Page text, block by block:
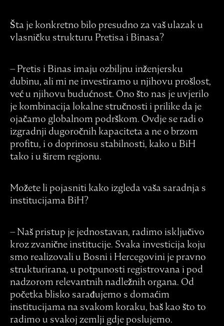
Šta je konkretno bilo presudno za vaš ulazak u
vlasničku strukturu Pretisa i Binasa?
– Pretis i Binas imaju ozbiljnu inženjersku
dubinu, ali mi ne investiramo u njihovu prošlost,
već u njihovu budućnost. Ono što nas je uvjerilo
je kombinacija lokalne stručnosti i prilike da je
ojačamo globalnom podrškom. Ovdje se radi o
izgradnji dugoročnih kapaciteta a ne o brzom
profitu, i o doprinosu stabilnosti, kako u BiH
tako i u širem regionu.
Možete li pojasniti kako izgleda vaša saradnja s
institucijama BiH?
– Naš pristup je jednostavan, radimo isključivo
kroz zvanične institucije. Svaka investicija koju
smo realizovali u Bosni i Hercegovini je pravno
strukturirana, u potpunosti registrovana i pod
nadzorom relevantnih nadležnih organa. Od
početka blisko sarađujemo s domaćim
institucijama na svakom koraku, baš kao što to
radimo u svakoj zemlji gdje poslujemo.